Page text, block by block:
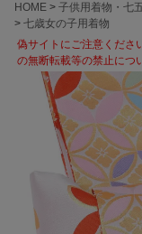
HOME
子供用着物・七
七歳女の子用着物
偽サイトにご注意くださ
の無断転載等の禁止につ